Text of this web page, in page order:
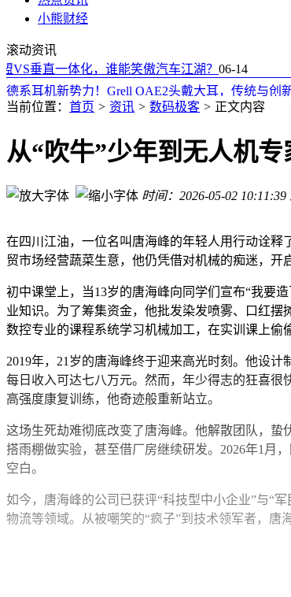
小熊财经
滚动资讯
垂直一体化，谁能笑傲汽车江湖？06-14
哈尔滨伟锋汽配厂：31年匠心沉淀，免拆治理烧机
月光与鲸影共舞：凝固的梦境，定格自然最温柔的
理想全新L8：专为五座用户打造 旗舰配置加持带来
德系耳机新势力！Grell OAE2头戴大耳，传统与创
英特尔酷睿Ultra 7 251HX现身PassMark：单核多核
英特尔酷睿Ultra 7 251HX现身跑分平台：单核多
宇瞻发布GraTherX内存散热方案：加厚0.17mm降
从农家小院到浩瀚星空：王亚平用坚韧与热爱书写
哈尔滨伟锋汽配厂：31年匠心沉淀，免拆治理烧机
当前位置： 首页 > 资讯 > 数码极客 > 正文内容
从“吹牛”少年到无人机
时间：2026-05-02 10:11:39
在四川江油，一位名叫唐海峰的年轻人用行动诠释
贸市场经营蔬菜生意，他仍凭借对机械的痴迷，开
初中课堂上，当13岁的唐海峰向同学们宣布“我要
业知识。为了筹集资金，他批发染发喷雾、口红摆
数控专业的课程系统学习机械加工，在实训课上偷
2019年，21岁的唐海峰终于迎来高光时刻。他设
每日收入可达七八万元。然而，年少得志的狂喜
高强度康复训练，他奇迹般重新站立。
这场生死劫难彻底改变了唐海峰。他解散团队，蛰
搭雨棚做实验，甚至借厂房继续研发。2026年1月
空白。
如今，唐海峰的公司已获评“科技型中小企业”与“
物流等领域。从被嘲笑的“疯子”到技术领军者，唐